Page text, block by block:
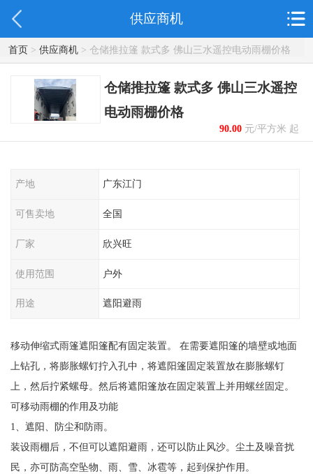
供应商机
首页> 供应商机> 仓储推拉篷 款式多 佛山三水遥控电动雨棚价格
仓储推拉篷 款式多 佛山三水遥控
电动雨棚价格
90.00元/平方米 起
产地 广东江门
可售卖地 全国
厂家 欣兴旺
使用范围 户外
用途 遮阳避雨
移动伸缩式雨篷遮阳篷配有固定装置。 在需要遮阳篷的墙壁或地面
上钻孔，将膨胀螺钉拧入孔中，将遮阳篷固定装置放在膨胀螺钉
上，然后拧紧螺母。然后将遮阳篷放在固定装置上并用螺丝固定。
可移动雨棚的作用及功能
1、遮阳、防尘和防雨。
装设雨棚后，不但可以遮阳避雨，还可以防止风沙。尘土及噪音扰
民，亦可防高空坠物、雨、雪、冰雹等，起到保护作用。